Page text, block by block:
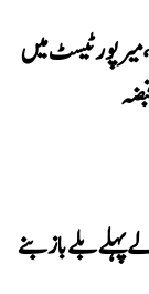
میرپور ٹیسٹ میں
پہلے بلے باز بنے